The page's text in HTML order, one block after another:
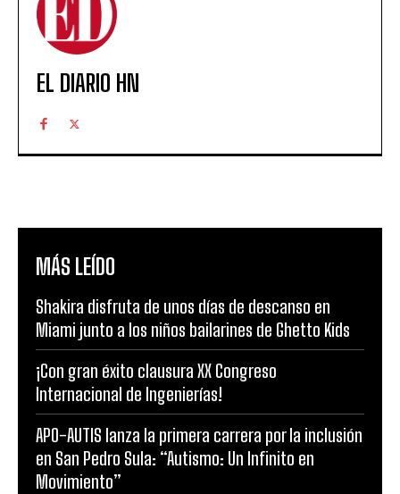
EL DIARIO HN
MÁS LEÍDO
Shakira disfruta de unos días de descanso en
Miami junto a los niños bailarines de Ghetto Kids
¡Con gran éxito clausura XX Congreso
Internacional de Ingenierías!
APO-AUTIS lanza la primera carrera por la inclusión
en San Pedro Sula: “Autismo: Un Infinito en
Movimiento”